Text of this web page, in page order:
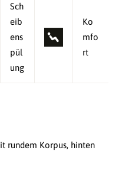
Sch
eib
ens
pül
ung
Ko
mfo
rt
rundem Korpus, hinten